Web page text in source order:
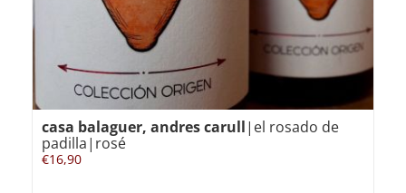
casa balaguer, andres carull|el rosado de
padilla|rosé
€16,90